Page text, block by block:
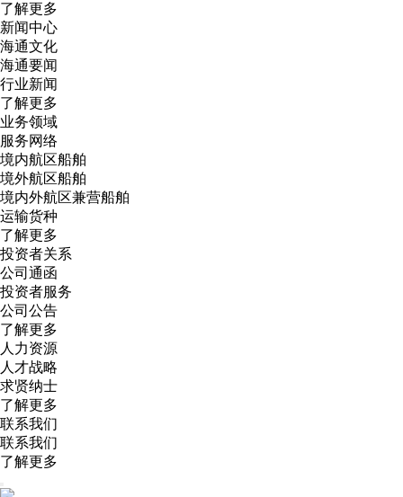
了解更多
新闻中心
海通文化
海通要闻
行业新闻
了解更多
业务领域
服务网络
境内航区船舶
境外航区船舶
境内外航区兼营船舶
运输货种
了解更多
投资者关系
公司通函
投资者服务
公司公告
了解更多
人力资源
人才战略
求贤纳士
了解更多
联系我们
联系我们
了解更多